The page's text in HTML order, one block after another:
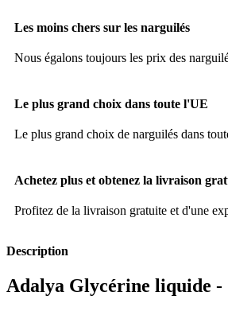
Les moins chers sur les narguilés
Nous égalons toujours les prix des
Le plus grand choix dans toute l'UE
Le plus grand choix de narguilés dans
Achetez plus et obtenez la livraison
Profitez de la livraison gratuite et d'une
Description
Adalya Glycérine liquide -